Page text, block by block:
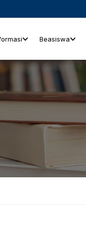
Beasiswa